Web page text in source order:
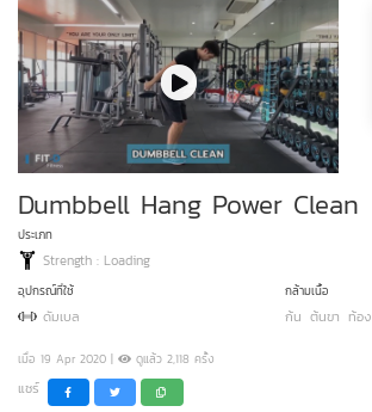
Dumbbell Hang Power Clean
ประเภท
Strength : Loading
อุปกรณ์ที่ใช้
ดัมเบล
กล้ามเนื้อ
ก้น ต้นขา ท้อง
เมื่อ 19 Apr 2020 | ดูแล้ว 2,118 ครั้ง
แชร์